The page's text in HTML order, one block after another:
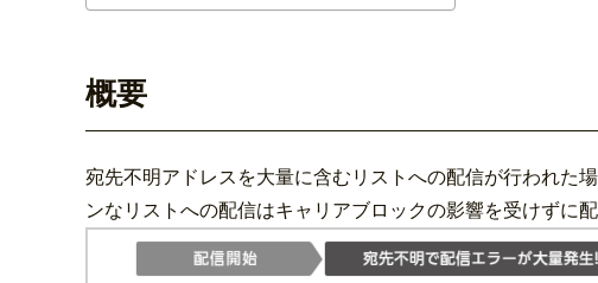
概要
宛先不明アドレスを大量に含むリストへの配信が行われた
ンなリストへの配信はキャリアブロックの影響を受けずに配